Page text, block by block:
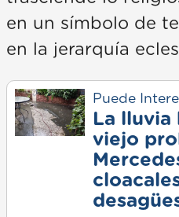
en un símbolo de
en la jerarquía
Puede
La lluvia
viejo